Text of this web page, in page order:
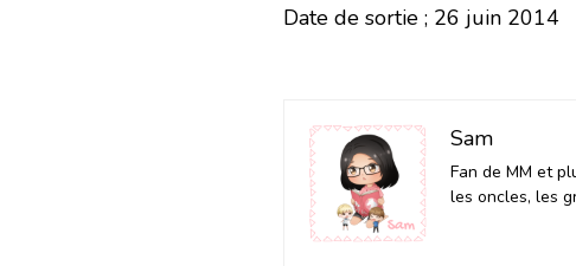
Date de sortie ; 26 juin 2014
Sam
Fan de MM et
les oncles, les